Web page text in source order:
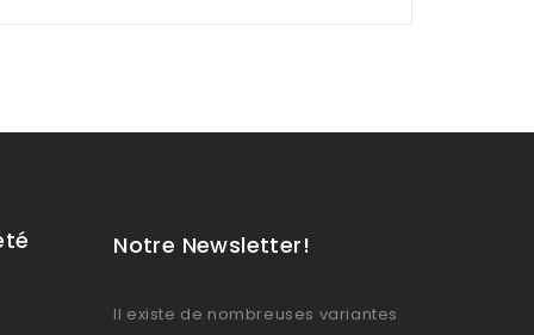
Notre Newsletter!
Il existe de nombreuses variantes